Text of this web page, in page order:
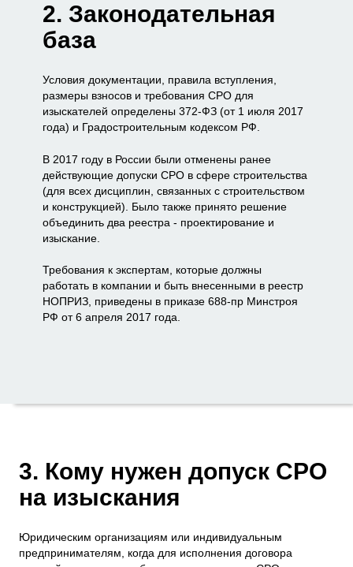
2. Законодательная
база
Условия документации, правила вступления,
размеры взносов и требования СРО для
изыскателей определены 372-ФЗ (от 1 июля 2017
года) и Градостроительным кодексом РФ.
В 2017 году в России были отменены ранее
действующие допуски СРО в сфере строительства
(для всех дисциплин, связанных с строительством
и конструкцией). Было также принято решение
объединить два реестра - проектирование и
изыскание.
Требования к экспертам, которые должны
работать в компании и быть внесенными в реестр
НОПРИЗ, приведены в приказе 688-пр Минстроя
РФ от 6 апреля 2017 года.
3. Кому нужен допуск СРО
на изыскания
Юридическим организациям или индивидуальным
предпринимателям, когда для исполнения договора